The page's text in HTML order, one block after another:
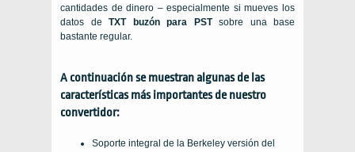
cantidades de dinero – especialmente si mueves los
datos de TXTbuzón para PSTsobre una base
bastante regular.
A continuación se muestran algunas de las
características más importantes de nuestro
convertidor:
Soporte integral de la Berkeley versión del